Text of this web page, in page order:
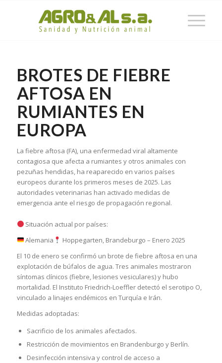
BROTES DE FIEBRE
AFTOSA EN
RUMIANTES EN
EUROPA
La fiebre aftosa (FA), una enfermedad viral altamente
contagiosa que afecta a rumiantes y otros animales con
pezuñas hendidas, ha reaparecido en varios países
europeos durante los primeros meses de 2025. Las
autoridades veterinarias han activado medidas de
emergencia ante el riesgo de propagación regional.
Situación actual por países:
Alemania
Hoppegarten, Brandeburgo – Enero 2025
El 10 de enero se confirmó un brote de fiebre aftosa en una
explotación de búfalos de agua. Tres animales mostraron
síntomas clínicos (fiebre, lesiones vesiculares) y hubo
mortalidad. El Instituto Friedrich-Loeffler detectó el serotipo O,
vinculado a linajes endémicos en Turquía e Irán.
Medidas adoptadas:
Sacrificio de los animales afectados.
Restricción de movimientos en Brandenburgo y Berlín.
Desinfección intensiva y control de acceso a